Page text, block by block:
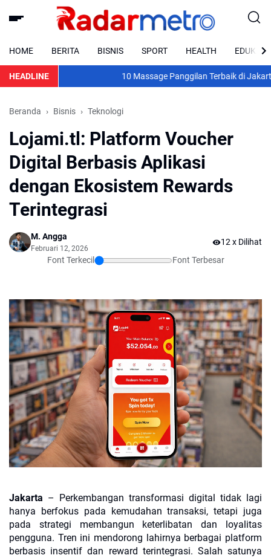
HOME BERITA BISNIS SPORT HEALTH EDUKASI
HEADLINE 10 Massage Panggilan Terbaik di Jakarta
Beranda Bisnis Teknologi
Lojami.tl: Platform Voucher
Digital Berbasis Aplikasi
dengan Ekosistem Rewards
Terintegrasi
M. Angga
Februari 12, 2026
Font Terkecil Font Terbesar
12 x Dilihat
Jakarta – Perkembangan transformasi digital tidak lagi
hanya berfokus pada kemudahan transaksi, tetapi juga
pada strategi membangun keterlibatan dan loyalitas
pengguna. Tren ini mendorong lahirnya berbagai platform
berbasis insentif dan reward terintegrasi. Salah satunya